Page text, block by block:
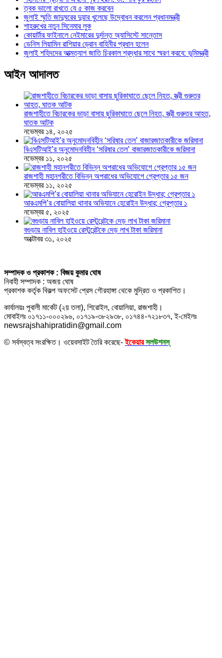
ত্বক ভালো রাখতে যে ৫ কাজ করবেন
জুলাই স্মৃতি জাদুঘরের দুয়ার খুলেছে উদ্বোধন করলেন প্রধানমন্ত্রী
শাহরুখের নতুন সিনেমার লুক
কোয়ার্টার ফাইনালে নেইমারের দুর্দান্ত অ্যাসিস্টে সান্তোস
ডেনিস লিয়ামিন রাশিয়ার ড্রোন বাহিনীর প্রধান হলেন
জুলাই শহিদদের আত্মত্যাগ জাতি চিরকাল শ্রদ্ধার সাথে স্মরণ করবে: ভূমিমন্ত্রী
আইন আদালত
রাজশাহীতে বিচারকের ভাড়া বাসায় ছুরিকাঘাতে ছেলে নিহত, স্ত্রী গুরুতর আহত,
ঘাতক আটক
নভেম্বর ১৪, ২০২৫
বিএসটিআই’র অনুমোদনবিহীন ‘সরিষার তেল’ বাজারজাতকারীকে জরিমানা
নভেম্বর ১১, ২০২৫
রাজশাহী মহানগরীতে বিভিন্ন অপরাধের অভিযোগে গ্রেপ্তার ১৫ জন
নভেম্বর ১১, ২০২৫
আরএমপি’র বোয়ালিয়া থানার অভিযানে হেরোইন উদ্ধার; গ্রেপ্তার ১
নভেম্বর ৫, ২০২৫
বগুড়ায় নাবিল হাইওয়ে রেস্টুরেন্টকে দেড় লাখ টাকা জরিমানা
অক্টোবর ৩১, ২০২৫
সম্পাদক ও প্রকাশক : বিজয় কুমার ঘোষ
নিবাহী সম্পাদক : অজয় ঘোষ
প্রকাশক কর্তৃক বিকল্প অফসেট প্রেস গৌরহাঙ্গা থেকে মুদ্রিত ও প্রকাশিত।
কার্যালয়ঃ পূবালী মার্কেট (২য় তলা), শিরোইল, বোয়ালিয়া, রাজশাহী।
মোবাইলঃ ০১৭১১-০০০২৯৬, ০১৭১৯-৩৮২৯৩৮, ০১৭৪৪-৭২১৮৩৭, ই-মেইলঃ
newsrajshahipratidin@gmail.com
© সর্বস্বত্ব সংরক্ষিত। ওয়েবসাইট তৈরি করেছে-ইকেয়ার সলউশনস্